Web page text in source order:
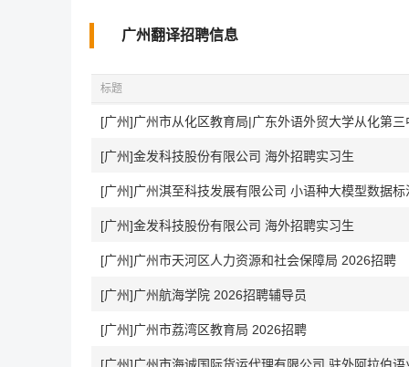
广州翻译招聘信息
标题
[广州]金发科技股份有限公司 海外招聘实习生
[广州]广州淇至科技发展有限公司 小语种大模型数据标
[广州]金发科技股份有限公司 海外招聘实习生
[广州]广州市天河区人力资源和社会保障局 2026招聘
[广州]广州航海学院 2026招聘辅导员
[广州]广州市荔湾区教育局 2026招聘